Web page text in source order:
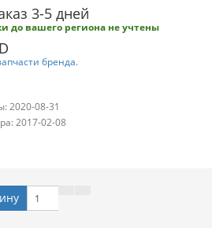
3-5 дней
до вашего региона не учтены
бренда.
2020-08-31
2017-02-08